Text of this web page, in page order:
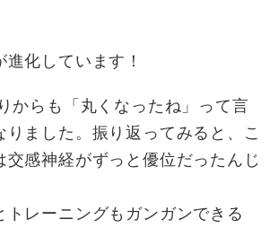
化しています！
からも「丸くなったね」って言
りました。振り返ってみると、こ
交感神経がずっと優位だったんじ
トレーニングもガンガンできる